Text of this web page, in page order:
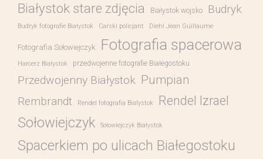
Białystok stare zdjęcia Białystok wojsko Budryk
Budryk fotografie Białystok Carski policjant Diehl Jean Guillaume
Fotografia Sołowiejczyk Fotografia spacerowa
Harcerz Białystok przedwojenne fotografie Białegostoku
Przedwojenny Białystok Pumpian
Rembrandt Rendel fotografia Bialystok Rendel Izrael
Sołowiejczyk Sołowiejczyk Białystok
Spacerkiem po ulicach Białegostoku